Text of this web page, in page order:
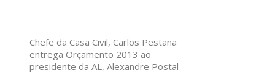
Chefe da Casa Civil, Carlos Pestana
entrega Orçamento 2013 ao
presidente da AL, Alexandre Postal